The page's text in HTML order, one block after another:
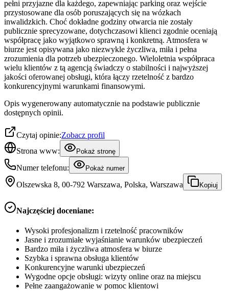
pełni przyjazne dla każdego, zapewniając parking oraz wejście
przystosowane dla osób poruszających się na wózkach
inwalidzkich. Choć dokładne godziny otwarcia nie zostały
publicznie sprecyzowane, dotychczasowi klienci zgodnie oceniają
współpracę jako wyjątkowo sprawną i konkretną. Atmosfera w
biurze jest opisywana jako niezwykle życzliwa, miła i pełna
zrozumienia dla potrzeb ubezpieczonego. Wieloletnia współpraca
wielu klientów z tą agencją świadczy o stabilności i najwyższej
jakości oferowanej obsługi, która łączy rzetelność z bardzo
konkurencyjnymi warunkami finansowymi.
Opis wygenerowany automatycznie na podstawie publicznie
dostępnych opinii.
Czytaj opinie:Zobacz profil
Strona www:
Pokaż stronę
Numer telefonu: Pokaż numer
Olszewska 8, 00-792 Warszawa, Polska, Warszawa Kopiuj
Najczęściej doceniane:
Wysoki profesjonalizm i rzetelność pracowników
Jasne i zrozumiałe wyjaśnianie warunków ubezpieczeń
Bardzo miła i życzliwa atmosfera w biurze
Szybka i sprawna obsługa klientów
Konkurencyjne warunki ubezpieczeń
Wygodne opcje obsługi: wizyty online oraz na miejscu
Pełne zaangażowanie w pomoc klientowi